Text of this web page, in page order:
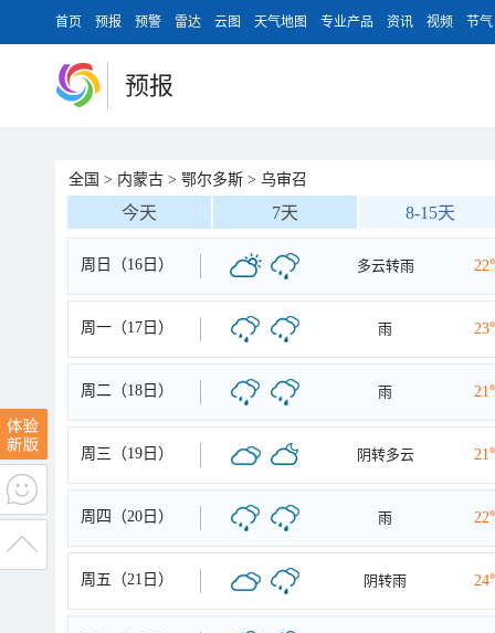
首页 预报 预警 雷达 云图 天气地图 专业产品 资讯 视频 节气
预报
全国 > 内蒙古 > 鄂尔多斯 > 乌审召
今天 7天 8-15天
周日（16日） 多云转雨
周一（17日） 雨
周二（18日） 雨
周三（19日） 阴转多云
周四（20日） 雨
周五（21日） 阴转雨